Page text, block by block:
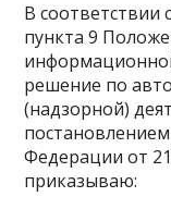
В соответствии
пункта 9
решение по
(надзорной)
Федерации от 21
приказываю: